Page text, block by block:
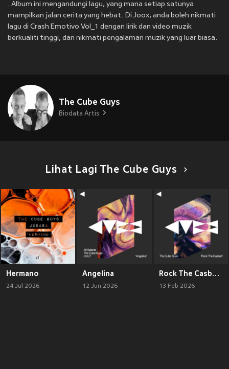
. Album ini mengandungi lagu, yang mana setiap satunya
mampilkan jalan cerita yang hebat. Di Joox, anda boleh nikmati
lagu di Crash Emotivo Vol_1 dengan lirik dan video muzik
berkualiti tinggi, dan nikmati pengalaman muzik yang luar biasa.
The Cube Guys
Biodata Artis
Lihat Lagi The Cube Guys
Hermano
24 Jul 2026
Angelina
12 Jun 2026
Rock The Casbah (Club Mix)
13 Feb 2026